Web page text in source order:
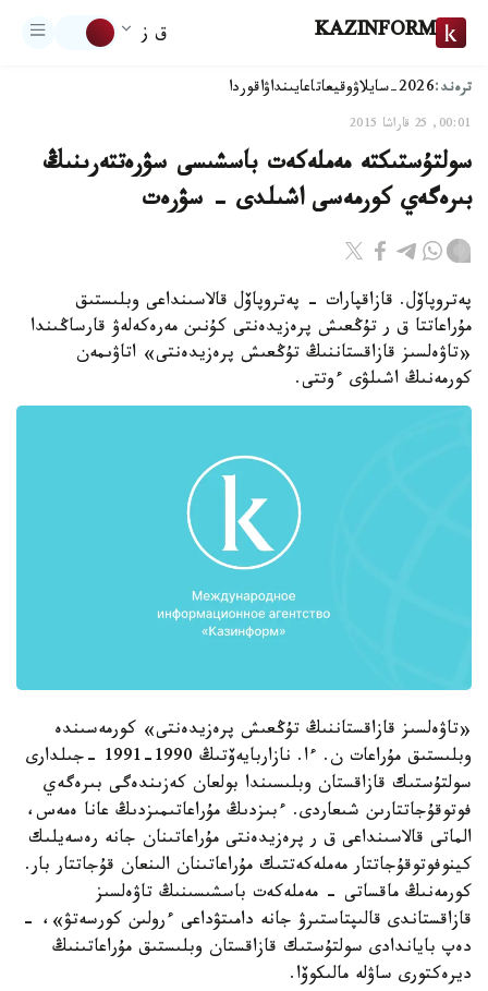
KAZINFORM ق ز
ترەند:2026-سايلاۋ وقيعاتاعايىنداۋاقوردا
00:01, 25 قاراشا 2015
سولتۇستىكتە مەملەكەت باسشىسى سۋرەتتەرىنىڭ
بىرەگەي كورمەسى اشىلدى - سۋرەت
پەتروپاۆل. قازاقپارات - پەتروپاۆل قالاسىنداعى وبلىستىق
مۇراعاتتا ق ر تۇڭعىش پرەزيدەنتى كۇنىن مەرەكەلەۋ قارساڭىندا
«تاۋەلسىز قازاقستاننىڭ تۇڭعىش پرەزيدەنتى» اتاۋىمەن
كورمەنىڭ اشىلۋى ءوتتى.
«تاۋەلسىز قازاقستاننىڭ تۇڭعىش پرەزيدەنتى» كورمەسىندە
وبلىستىق مۇراعات ن. ءا. نازاربايەۆتىڭ 1990-1991 -جىلدارى
سولتۇستىك قازاقستان وبلىسىندا بولعان كەزىندەگى بىرەگەي
فوتوقۇجاتتارىن شىعاردى. ءبىزدىڭ مۇراعاتىمىزدىڭ عانا ەمەس،
الماتى قالاسىنداعى ق ر پرەزيدەنتى مۇراعاتىنان جانە رەسەيلىك
كينوفوتوقۇجاتتار مەملەكەتتىك مۇراعاتىنان الىنعان قۇجاتتار بار.
كورمەنىڭ ماقساتى - مەملەكەت باسشىسىنىڭ تاۋەلسىز
قازاقستاندى قالىپتاستىرۋ جانە دامىتۋداعى ءرولىن كورسەتۋ»، -
دەپ باياندادى سولتۇستىك قازاقستان وبلىستىق مۇراعاتىنىڭ
ديرەكتورى ساۋلە مالىكوۆا.